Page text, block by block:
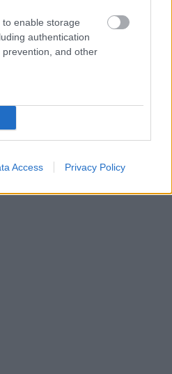
enable storage
authentication
and other
Access Privacy Policy
με την ομορφιά
του.